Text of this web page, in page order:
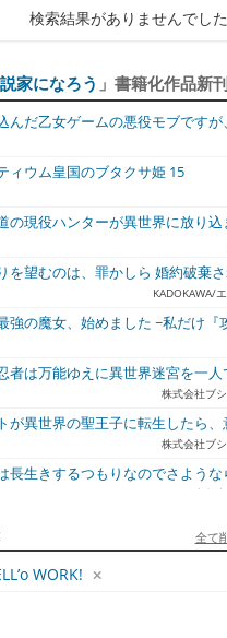
検索結果がありませんでした
家になろう 」書籍化作品新
んだ乙女ゲームの悪役モブですが
ィウム皇国のブタクサ姫 15
の現役ハンターが異世界に放り込
を望むのは、罪かしら 婚約破棄
KADOKAWA/
強の魔女、始めました ~私だけ『
者は万能ゆえに異世界迷宮を一人
株式会社ブ
が異世界の聖王子に転生したら、
株式会社ブ
長生きするつもりなのでさような
宇都
とエレナの森の相談所 ~付与の力
女は嘘を見破る2
全て
WORK!